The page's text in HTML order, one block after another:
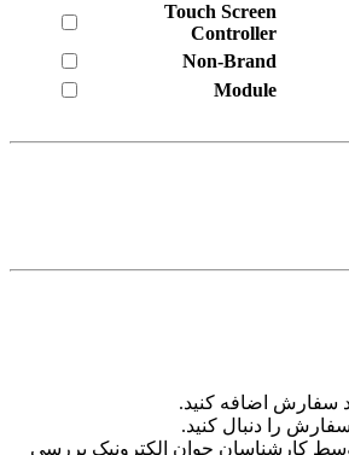
Touch Screen
Controller
Non-Brand
Module
سفارش اضافه کنید.
سفارش را دنبال کنید.
کارشناسان جوان الکترونیک بررسی